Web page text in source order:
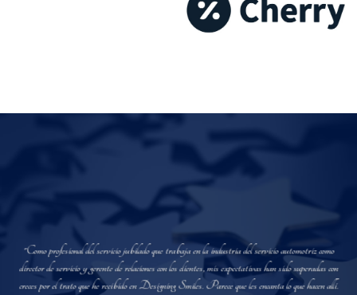
"Como profesional del servicio jubilado que trabaja en la industria del servicio automotriz como
director de servicio y gerente de relaciones con los clientes, mis expectativas han sido superadas con
creces por el trato que he recibido en Designing Smiles. Parece que les encanta lo que hacen allí.